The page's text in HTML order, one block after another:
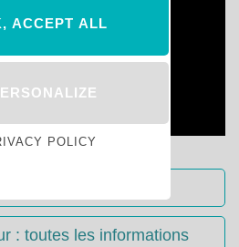
guide complet
: toutes les informations
ACCEPT ALL
POLICY